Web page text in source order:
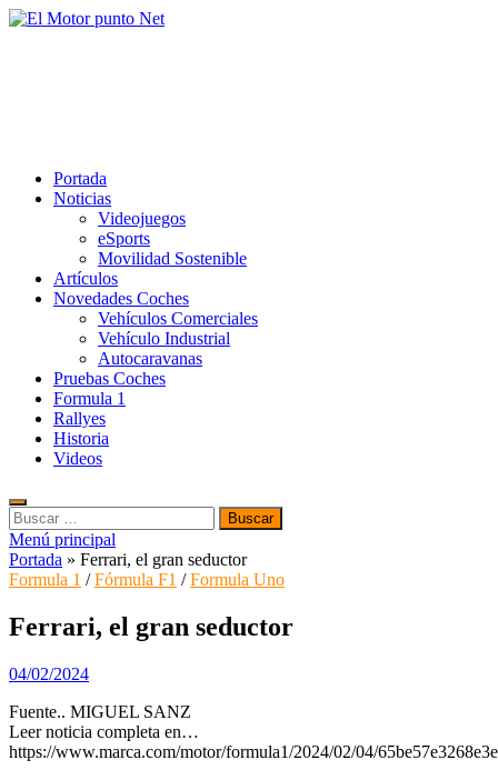
Saltar
Portada
Noticias
Videojuegos
eSports
Movilidad Sostenible
Artículos
Novedades Coches
Vehículos Comerciales
Vehículo Industrial
Autocaravanas
Pruebas Coches
Formula 1
Rallyes
Historia
Videos
Buscar:
Menú principal
Portada » Ferrari, el gran seductor
Formula 1 /Fórmula F1 /Formula Uno
Ferrari, el gran seductor
04/02/2024
Fuente.. MIGUEL SANZ
Leer noticia completa en…
https://www.marca.com/motor/formula1/2024/02/04/